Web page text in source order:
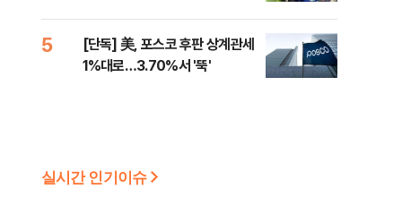
5
[단독] 美, 포스코 후판 상계관세
1%대로…3.70%서 '뚝'